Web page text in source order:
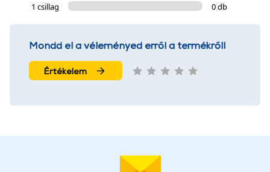
1 csillag
0 db
Mondd el a véleményed erről a termékről!
Értékelem